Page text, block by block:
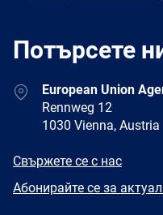
Потърсете
AddressEuropean Union
Rennweg 12
1030 Vienna, Austria
E-
Свържете се с нас
Newsletter
Абонирайте се за